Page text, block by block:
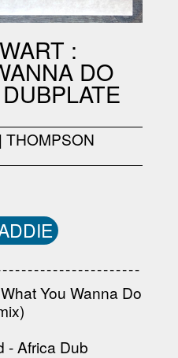
:
DO
THOMPSON
You Wanna Do
- Africa Dub